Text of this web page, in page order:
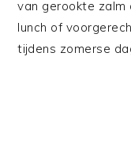
van gerookte zalm
lunch of
tijdens zomerse